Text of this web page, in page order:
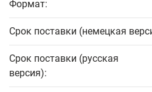
Формат:
Срок поставки (немецкая
Срок поставки (русская
версия):